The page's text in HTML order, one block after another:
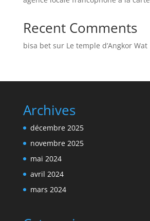
Recent Comments
bisa betsur Le temple d’Angkor Wat
Archives
décembre 2025
novembre 2025
mai 2024
avril 2024
mars 2024